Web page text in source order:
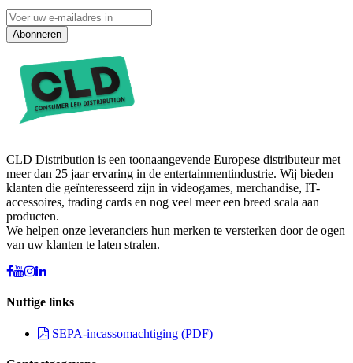
Abonneren
CLD Distribution is een toonaangevende Europese distributeur met
meer dan 25 jaar ervaring in de entertainmentindustrie. Wij bieden
klanten die geïnteresseerd zijn in videogames, merchandise, IT-
accessoires, trading cards en nog veel meer een breed scala aan
producten.
We helpen onze leveranciers hun merken te versterken door de ogen
van uw klanten te laten stralen.
Nuttige links
SEPA-incassomachtiging (PDF)